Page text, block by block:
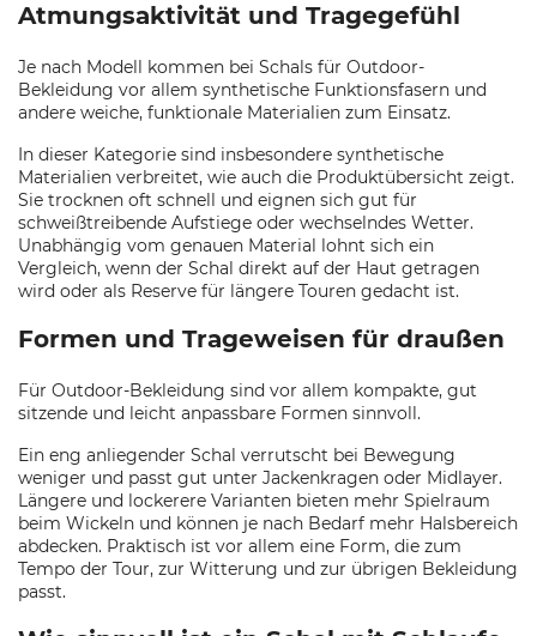
Atmungsaktivität und Tragegefühl
Je nach Modell kommen bei Schals für Outdoor-
Bekleidung vor allem synthetische Funktionsfasern und
andere weiche, funktionale Materialien zum Einsatz.
In dieser Kategorie sind insbesondere synthetische
Materialien verbreitet, wie auch die Produktübersicht zeigt.
Sie trocknen oft schnell und eignen sich gut für
schweißtreibende Aufstiege oder wechselndes Wetter.
Unabhängig vom genauen Material lohnt sich ein
Vergleich, wenn der Schal direkt auf der Haut getragen
wird oder als Reserve für längere Touren gedacht ist.
Formen und Trageweisen für draußen
Für Outdoor-Bekleidung sind vor allem kompakte, gut
sitzende und leicht anpassbare Formen sinnvoll.
Ein eng anliegender Schal verrutscht bei Bewegung
weniger und passt gut unter Jackenkragen oder Midlayer.
Längere und lockerere Varianten bieten mehr Spielraum
beim Wickeln und können je nach Bedarf mehr Halsbereich
abdecken. Praktisch ist vor allem eine Form, die zum
Tempo der Tour, zur Witterung und zur übrigen Bekleidung
passt.